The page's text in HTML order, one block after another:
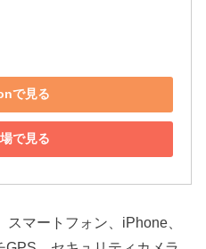
で見る
で見る
マートフォン、iPhone、